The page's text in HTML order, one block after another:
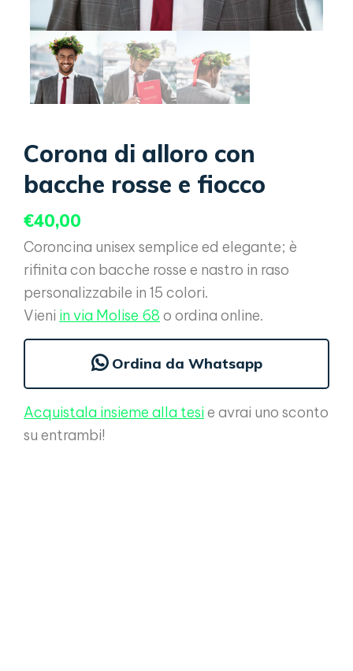
Corona di alloro con
bacche rosse e fiocco
€40,00
Coroncina unisex semplice ed elegante; è
rifinita con bacche rosse e nastro in raso
personalizzabile in 15 colori.
Vieni in via Molise 68 o ordina online.
Ordina da Whatsapp
Acquistala insieme alla tesie avrai uno sconto
su entrambi!